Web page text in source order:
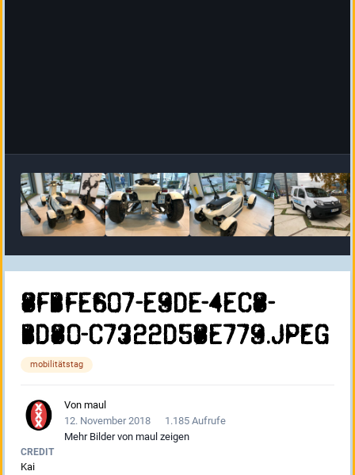
8FBFE607-E9DE-4EC8-
BD80-C7322D58E779.jpeg
mobilitätstag
Von maul
12. November 2018
1.185 Aufrufe
Mehr Bilder von maul zeigen
CREDIT
Kai